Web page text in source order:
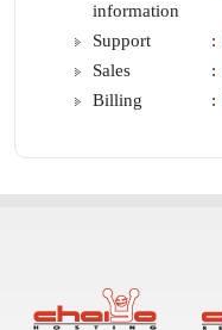
information
Support :
Sales
:
Billing
: